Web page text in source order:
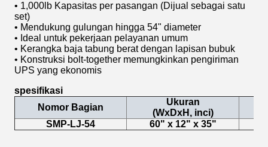
• 1,000lb Kapasitas per pasangan (Dijual sebagai satu
set)
• Mendukung gulungan hingga 54" diameter
• Ideal untuk pekerjaan pelayanan umum
• Kerangka baja tabung berat dengan lapisan bubuk
• Konstruksi bolt-together memungkinkan pengiriman
UPS yang ekonomis
spesifikasi
Nomor Bagian
Ukuran
(WxDxH, inci)
SMP-LJ-54
60" x 12" x 35"